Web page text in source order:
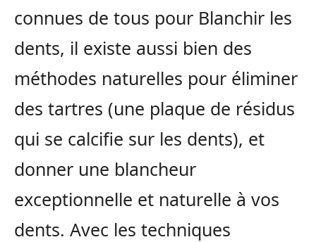
connues de tous pour Blanchir les
dents, il existe aussi bien des
méthodes naturelles pour éliminer
des tartres (une plaque de résidus
qui se calcifie sur les dents), et
donner une blancheur
exceptionnelle et naturelle à vos
dents. Avec les techniques